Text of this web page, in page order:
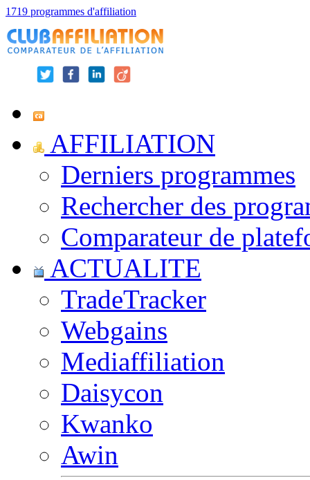
1719 programmes d'affiliation
AFFILIATION
Derniers programmes
Rechercher des
Comparateur de
ACTUALITE
TradeTracker
Webgains
Mediaffiliation
Daisycon
Kwanko
Awin